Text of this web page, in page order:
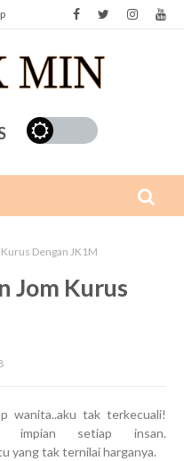
Dengan JK1M
Jom Kurus
wanita..aku tak terkecuali!
impian setiap insan.
yang tak ternilai harganya.